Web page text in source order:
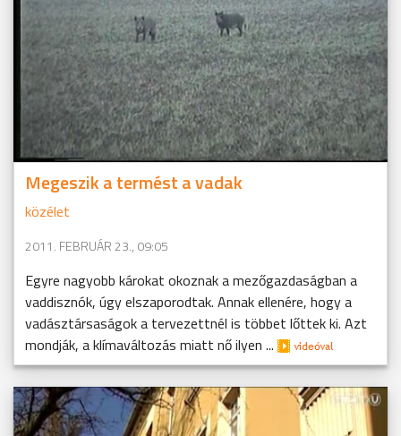
Megeszik a termést a vadak
közélet
2011. FEBRUÁR 23., 09:05
Egyre nagyobb károkat okoznak a mezőgazdaságban a
vaddisznók, úgy elszaporodtak. Annak ellenére, hogy a
vadásztársaságok a tervezettnél is többet lőttek ki. Azt
mondják, a klímaváltozás miatt nő ilyen ...